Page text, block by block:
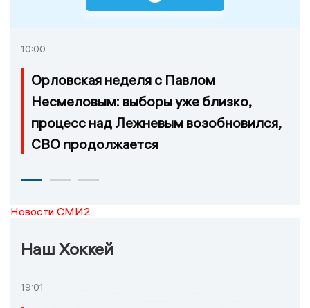
10:00
Орловская неделя с Павлом
Несмеловым: выборы уже близко,
процесс над Лежневым возобновился,
СВО продолжается
Новости СМИ2
Наш Хоккей
19:01